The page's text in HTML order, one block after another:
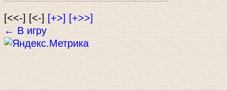
[<<-] [<-] [+>] [+>>]
← В игру